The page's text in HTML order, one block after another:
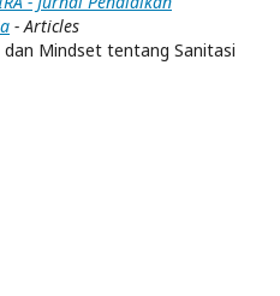
- Articles
dan Mindset tentang Sanitasi